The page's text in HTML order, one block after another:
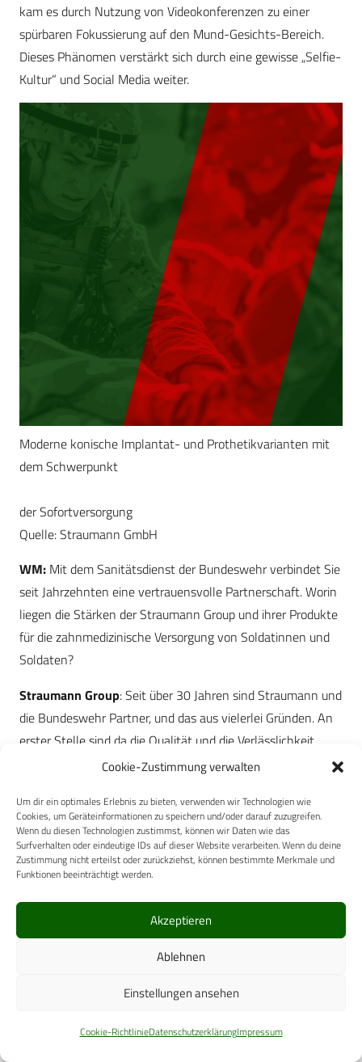
Cookie-Zustimmung verwalten
Um dir ein optimales Erlebnis zu bieten, verwenden wir Technologien wie
Cookies, um Geräteinformationen zu speichern und/oder darauf zuzugreifen.
Wenn du diesen Technologien zustimmst, können wir Daten wie das
Surfverhalten oder eindeutige IDs auf dieser Website verarbeiten. Wenn du deine
Zustimmung nicht erteilst oder zurückziehst, können bestimmte Merkmale und
Funktionen beeinträchtigt werden.
Akzeptieren
Ablehnen
Einstellungen ansehen
Cookie-RichtlinieDatenschutzerklärungImpressum
kam es durch Nutzung von Videokonferenzen zu einer
spürbaren Fokussierung auf den Mund-Gesichts-Bereich.
Dieses Phänomen verstärkt sich durch eine gewisse „Selfie-
Kultur“ und Social Media weiter.
Moderne konische Implantat- und Prothetikvarianten mit
dem Schwerpunkt
der Sofortversorgung
Quelle: Straumann GmbH
WM: Mit dem Sanitätsdienst der Bundeswehr verbindet Sie
seit Jahrzehnten eine vertrauensvolle Partnerschaft. Worin
liegen die Stärken der Straumann Group und ihrer Produkte
für die zahnmedizinische Versorgung von Soldatinnen und
Soldaten?
Straumann Group: Seit über 30 Jahren sind Straumann und
die Bundeswehr Partner, und das aus vielerlei Gründen. An
erster Stelle sind da die Qualität und die Verlässlichkeit
unserer Produkte zu nennen. Unsere Stärken liegen
Beratung von Sanitätsoffizieren, sondern aufgrund unserer
Internationalität sind unsere Implantate und
therapeutischen Hilfsmittel weltweit verfügbar und wir
können die Bundeswehr nahezu unabhängig von ihrem
Einsatzgebiet versorgen. Mit unseren innovativen
Entwicklungen und Behandlungsmethoden unterstützen
wir die Aufrechterhaltung und die Wiederherstellung der
Einsatzbereitschaft der Soldatinnen und Soldaten weltweit.
Unsere Vertriebsteams, insbesondere die Key Account
kompetente und erfahrene Berater zur Verfügung. Mit